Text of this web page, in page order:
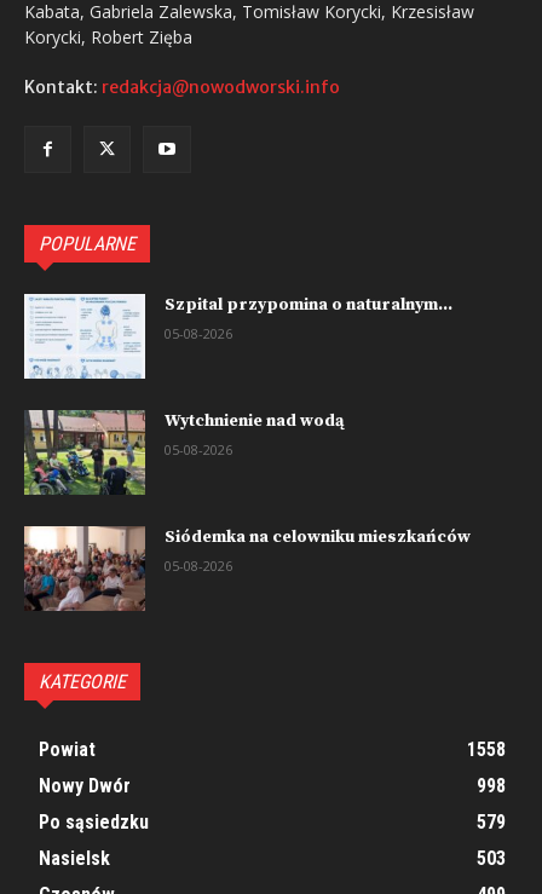
Kabata, Gabriela Zalewska, Tomisław Korycki, Krzesisław
Korycki, Robert Zięba
Kontakt: redakcja@nowodworski.info
POPULARNE
Szpital przypomina o naturalnym...
05-08-2026
Wytchnienie nad wodą
05-08-2026
Siódemka na celowniku mieszkańców
05-08-2026
KATEGORIE
Powiat
1558
Nowy Dwór
998
Po sąsiedzku
579
Nasielsk
503